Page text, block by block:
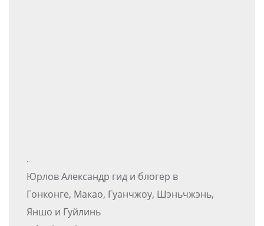
.
Юрлов Александр гид и блогер в
Гонконге, Макао, Гуанчжоу, Шэньчжэнь,
Яншо и Гуйлинь